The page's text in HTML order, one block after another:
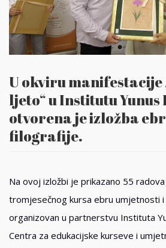
U okviru manifestacije
ljeto“ u Institutu
otvorena je izložba
filografije.
Na ovoj izložbi je prikazano 55
tromjesečnog kursa ebru umjetnosti
organizovan u partnerstvu Instituta
Centra za edukacijske kurseve i